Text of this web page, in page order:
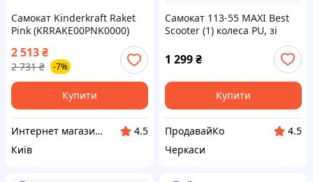
Самокат Kinderkraft Raket
Pink (KRRAKE00PNK0000)
Доступний
2 513₴
2 731 ₴ -7%
Купити
Интернет магазин "Домовичок"
4.5
Київ
Самокат 113-55 MAXI Best
Scooter (1) колеса PU, зі
1 299₴
Купити
ПродавайКо
4.5
Черкаси